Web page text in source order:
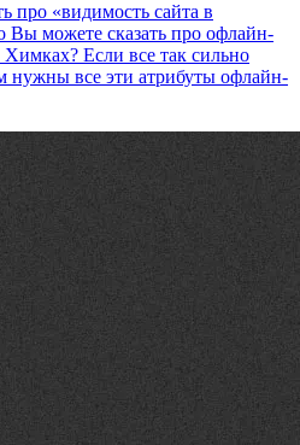
про «видимость сайта в
Вы можете сказать про офлайн-
Химках? Если все так сильно
нужны все эти атрибуты офлайн-